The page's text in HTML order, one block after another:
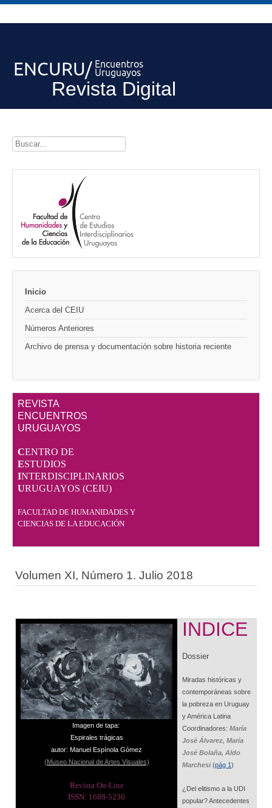
Revista Digital
Buscar...
Inicio
Acerca del CEIU
Números Anteriores
Archivo de prensa y documentación sobre historia reciente
REVISTA
ENCUENTROS
URUGUAYOS
CENTRO DE
ESTUDIOS
INTERDISCIPLINARIOS
URUGUAYOS (CEIU)
FACULTAD DE HUMANIDADES Y
CIENCIAS DE LA EDUCACIÓN
Volumen XI, Número 1. Julio 2018
Imagen de tapa:
Espirales trágicas
autor: Manuel Espínola Gómez
(Museo Nacional de Artes Visuales)
Revista On-Line
ISSN: 1688-5236
INDICE
Dossier
Miradas históricas y
contemporáneas sobre
la pobreza en Uruguay
y América Latina
Coordinadores: María
José Álvarez, María
José Bolaña, Aldo
Marchesi (pág 1)
¿Del elitismo a la UDI
popular? Antecedentes